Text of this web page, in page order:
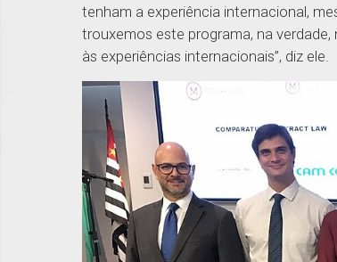
tenham a experiência internacional,
trouxemos este programa, na
às experiências internacionais”, diz ele.